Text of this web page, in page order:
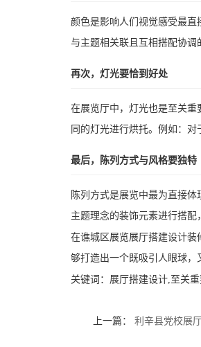
颜色是影响人们视觉感受最
与主题相关联且互相搭配协调
再次，灯光要恰到好处
在展览厅中，灯光也是至关
同的灯光进行烘托。例如：
最后，陈列方式与风格要独特
陈列方式是展览中最为直接
主题理念的装饰元素进行搭配
在谯城区展览展厅搭建设计
够打造出一个既吸引人眼球，
关键词： 展厅搭建设计,至关
上一篇： 利辛县党校展